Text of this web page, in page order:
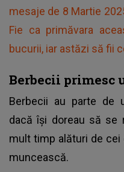
mesaje de 8 Martie
Fie ca primăvara
bucurii, iar astăzi să fii
Berbecii primesc
Berbecii au parte de
dacă își doreau să se
mult timp alături de cei
muncească.